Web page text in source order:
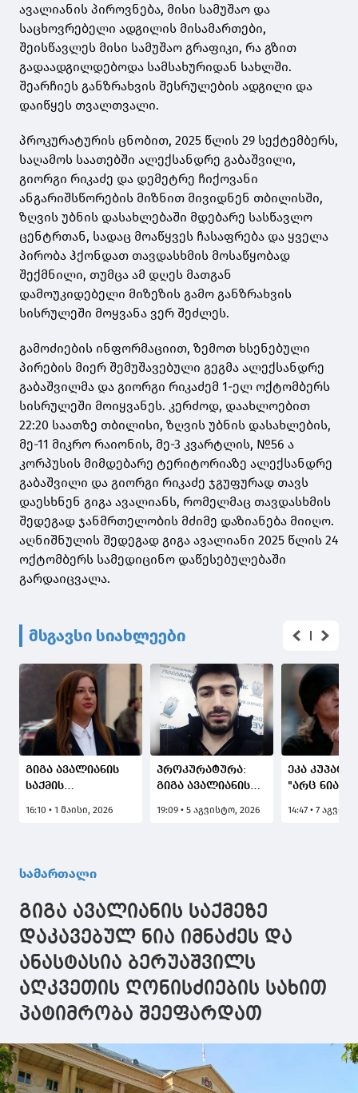
ავალიანის პიროვნება, მისი სამუშაო და
საცხოვრებელი ადგილის მისამართები,
შეისწავლეს მისი სამუშაო გრაფიკი, რა გზით
გადაადგილდებოდა სამსახურიდან სახლში.
შეარჩიეს განზრახვის შესრულების ადგილი და
დაიწყეს თვალთვალი.
პროკურატურის ცნობით, 2025 წლის 29 სექტემბერს,
საღამოს საათებში ალექსანდრე გაბაშვილი,
გიორგი რიკაძე და დემეტრე ჩიქოვანი
ანგარიშსწორების მიზნით მივიდნენ თბილისში,
ზღვის უბნის დასახლებაში მდებარე სასწავლო
ცენტრთან, სადაც მოაწყვეს ჩასაფრება და ყველა
პირობა ჰქონდათ თავდასხმის მოსაწყობად
შექმნილი, თუმცა ამ დღეს მათგან
დამოუკიდებელი მიზეზის გამო განზრახვის
სისრულეში მოყვანა ვერ შეძლეს.
გამოძიების ინფორმაციით, ზემოთ ხსენებული
პირების მიერ შემუშავებული გეგმა ალექსანდრე
გაბაშვილმა და გიორგი რიკაძემ 1-ელ ოქტომბერს
სისრულეში მოიყვანეს. კერძოდ, დაახლოებით
22:20 საათზე თბილისი, ზღვის უბნის დასახლების,
მე-11 მიკრო რაიონის, მე-3 კვარტლის, №56 ა
კორპუსის მიმდებარე ტერიტორიაზე ალექსანდრე
გაბაშვილი და გიორგი რიკაძე ჯგუფურად თავს
დაესხნენ გიგა ავალიანს, რომელმაც თავდასხმის
შედეგად ჯანმრთელობის მძიმე დაზიანება მიიღო.
აღნიშნულის შედეგად გიგა ავალიანი 2025 წლის 24
ოქტომბერს სამედიცინო დაწესებულებაში
გარდაიცვალა.
მსგავსი სიახლეები
გიგა ავალიანის
საქმის
სასამართლომ
მხარის
შუამდგომლობა
მოწმის სახით
იძულებით
მოყვანასთან
დაკავშირებით
16:10 • 1 მაისი, 2026
პროკურატურა:
გიგა ავალიანის
საქმის ერთ-ერთი
19:09 • 5 აგვისტო, 2026
ეკა
"არც ნია
ანასტასია
14:47 • 7
სამართალი
გიგა ავალიანის საქმეზე
დაკავებულ ნია იმნაძეს და
ანასტასია ბერუაშვილს
აღკვეთის ღონისძიების სახით
პატიმრობა შეეფარდათ